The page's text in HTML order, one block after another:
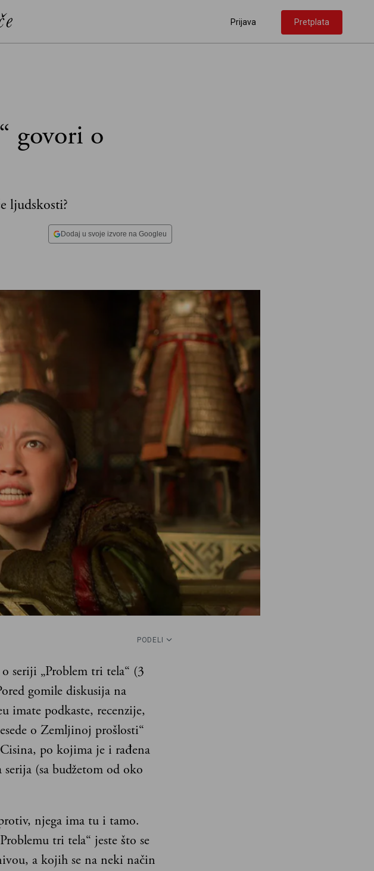
Prijava Pretplata
govori o
ljudskosti?
Dodaj u svoje izvore na Googleu
PODELI
seriji „Problem tri tela“ (3
gomile diskusija na
imate podkaste, recenzije,
o Zemljinoj prošlosti“
po kojima je i rađena
(sa budžetom od oko
njega ima tu i tamo.
tri tela“ jeste što se
a kojih se na neki način